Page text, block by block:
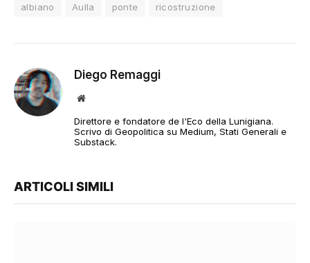
albiano Aulla ponte ricostruzione
Diego Remaggi
Sito
Direttore e fondatore de l'Eco della Lunigiana.
Scrivo di Geopolitica su Medium, Stati Generali e
Substack.
ARTICOLI SIMILI